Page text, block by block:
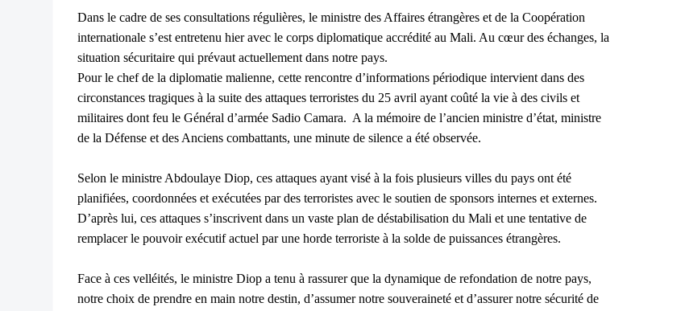
Dans le cadre de ses consultations régulières, le ministre des Affaires étrangères et de la Coopération
internationale s’est entretenu hier avec le corps diplomatique accrédité au Mali. Au cœur des échanges, la
situation sécuritaire qui prévaut actuellement dans notre pays.
Pour le chef de la diplomatie malienne, cette rencontre d’informations périodique intervient dans des
circonstances tragiques à la suite des attaques terroristes du 25 avril ayant coûté la vie à des civils et
militaires dont feu le Général d’armée Sadio Camara. A la mémoire de l’ancien ministre d’état, ministre
de la Défense et des Anciens combattants, une minute de silence a été observée.
Selon le ministre Abdoulaye Diop, ces attaques ayant visé à la fois plusieurs villes du pays ont été
planifiées, coordonnées et exécutées par des terroristes avec le soutien de sponsors internes et externes.
D’après lui, ces attaques s’inscrivent dans un vaste plan de déstabilisation du Mali et une tentative de
remplacer le pouvoir exécutif actuel par une horde terroriste à la solde de puissances étrangères.
Face à ces velléités, le ministre Diop a tenu à rassurer que la dynamique de refondation de notre pays,
notre choix de prendre en main notre destin, d’assumer notre souveraineté et d’assurer notre sécurité de